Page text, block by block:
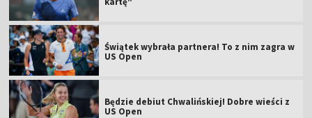
Świątek wybrała partnera! To z nim zagra w
US Open
Będzie debiut Chwalińskiej! Dobre wieści z
US Open